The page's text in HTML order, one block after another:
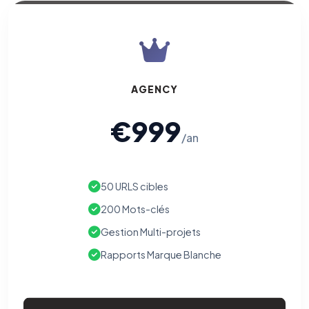
AGENCY
€999/an
50 URLS cibles
200 Mots-clés
Gestion Multi-projets
Rapports Marque Blanche